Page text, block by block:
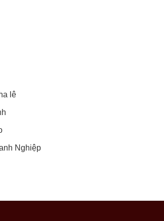
lê
Nghiệp